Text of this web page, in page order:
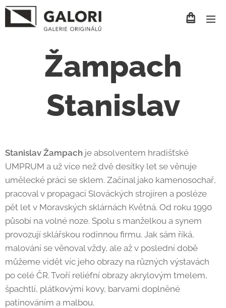
Žampach
Stanislav
Stanislav Žampach je absolventem hradišťské
UMPRUM a už více než dvě desítky let se věnuje
umělecké práci se sklem. Začínal jako kamenosochař,
pracoval v propagaci Slováckých strojíren a posléze
pět let v Moravských sklárnách Květná. Od roku 1990
působí na volné noze. Spolu s manželkou a synem
provozují sklářskou rodinnou firmu. Jak sám říká,
malování se věnoval vždy, ale až v poslední době
můžeme vidět víc jeho obrazy na různých výstavách
po celé ČR. Tvoří reliéfní obrazy akrylovým tmelem,
špachtlí, plátkovými kovy, barvami doplněné
patinováním a malbou.